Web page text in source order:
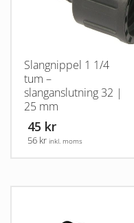
Slangnippel 1 1/4
tum –
slanganslutning 32 |
25 mm
45 kr
56 kr inkl. moms